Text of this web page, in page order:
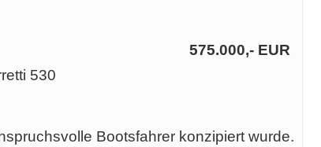
575.000,- EUR
530
Bootsfahrer konzipiert wurde.